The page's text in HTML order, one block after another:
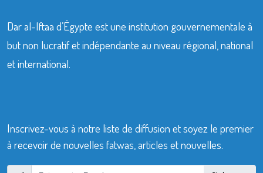
Dar al-Iftaa d’Égypte est une institution gouvernementale à
but non lucratif et indépendante au niveau régional, national
et international.
Inscrivez-vous à notre liste de diffusion et soyez le premier
à recevoir de nouvelles fatwas, articles et nouvelles.